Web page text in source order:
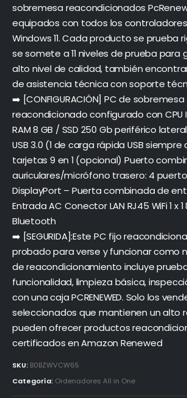
sobremesa reacondicionados
equipados con todos los
Windows 11. Cada producto se prueba
se somete a 11 niveles de prueba para
alto nivel de calidad, también
de asistencia técnica con soporte
➡️ [CONFIGURACIÓN] PC de sobremesa
reacondicionado configurado con CPU
RAM 8 GB / SSD 250 Gb periférico
USB 3.0 (1 de carga rápida USB
tarjetas 9 en 1 (opcional) Puerto
auriculares/micrófono trasero: 4
DisplayPort – Puerta combinada de
Entrada AC Conector LAN RJ45 WiFi 1 x 1
Bluetooth
➡️ [SEGURIDA]:Este PC fijo
probado para verse y funcionar como
de reacondicionamiento incluye
funcionalidad, limpieza básica,
con una caja PCRENEWED. Solo los
seleccionados que mantienen un alto
pueden ofrecer productos
certificados en Amazon Renewed
SKU: B0BZWVCW65
Categoría: Ordenadores All in One